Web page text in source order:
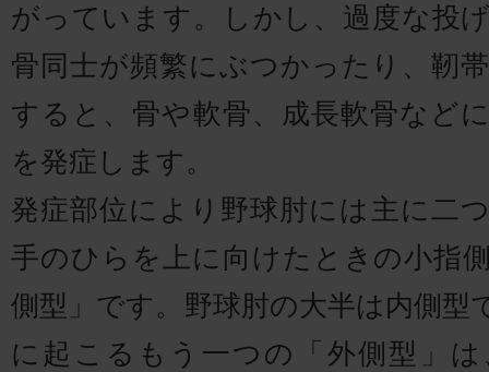
がっています。しかし、過度な投
骨同士が頻繁にぶつかったり、靭
すると、骨や軟骨、成長軟骨など
を発症します。
発症部位により野球肘には主に二
手のひらを上に向けたときの小指
側型」です。野球肘の大半は内側型
に起こるもう一つの「外側型」